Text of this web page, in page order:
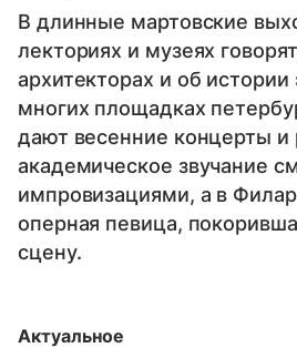
В длинные мартовские
лекториях и музеях
архитекторах и об
многих площадках
дают весенние концерты и
академическое звучание
импровизациями, а в
оперная певица,
сцену.
Актуальное